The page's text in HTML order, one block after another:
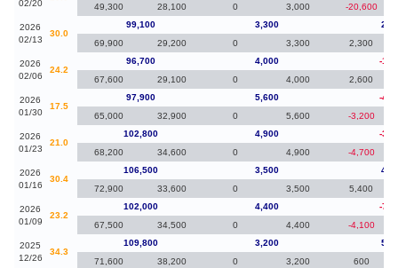
02/20
49,300
28,100 0 3,000 -20,600
2026
02/13
30.0
99,100 3,300
69,900
29,200 0 3,300 2,300
2026
02/06
24.2
96,700 4,000
-
67,600
29,100 0 4,000 2,600
2026
01/30
17.5
97,900 5,600
-
65,000
32,900 0 5,600 -3,200
2026
01/23
21.0
102,800 4,900
-
68,200
34,600 0 4,900 -4,700
2026
01/16
30.4
106,500 3,500
72,900
33,600 0 3,500 5,400
2026
01/09
23.2
102,000 4,400
-
67,500
34,500 0 4,400 -4,100
2025
12/26
34.3
109,800 3,200
71,600
38,200 0 3,200 600